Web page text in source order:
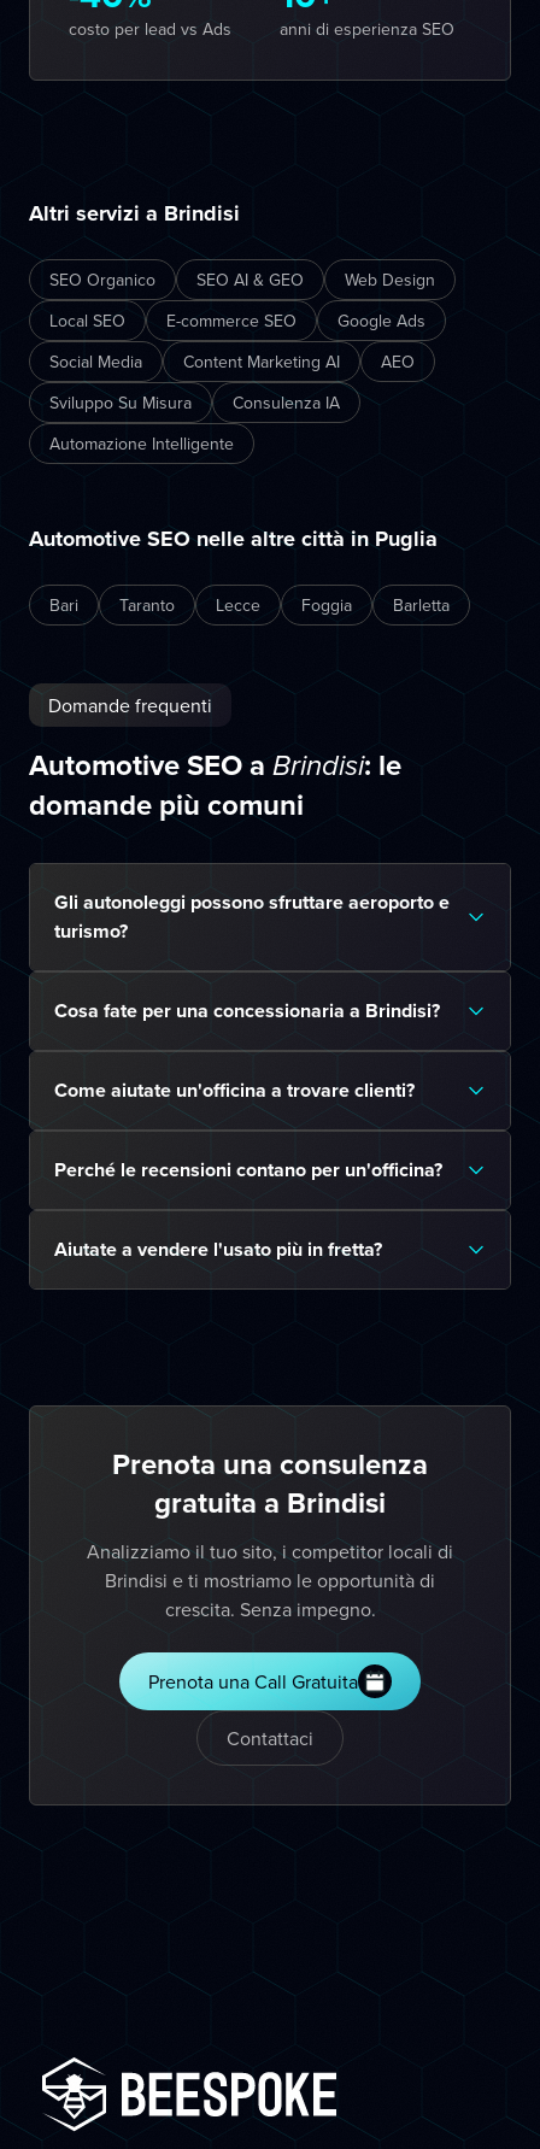
costo per lead vs Ads anni di esperienza SEO
Altri servizi a Brindisi
SEO Organico SEO AI & GEO
Web Design
Local SEO
E-commerce SEO
Google Ads
Social Media
Content Marketing AI
AEO
Sviluppo Su Misura
Consulenza IA
Automazione Intelligente
Automotive SEO nelle altre città in Puglia
Bari Taranto Lecce Foggia Barletta
Domande frequenti
Automotive SEO a Brindisi: le
domande più comuni
Gli autonoleggi possono sfruttare aeroporto e
turismo?
Cosa fate per una concessionaria a Brindisi?
Come aiutate un'officina a trovare clienti?
Perché le recensioni contano per un'officina?
Aiutate a vendere l'usato più in fretta?
Prenota una consulenza
gratuita a Brindisi
Analizziamo il tuo sito, i competitor locali di
Brindisi e ti mostriamo le opportunità di
crescita. Senza impegno.
Prenota una Call Gratuita
Contattaci